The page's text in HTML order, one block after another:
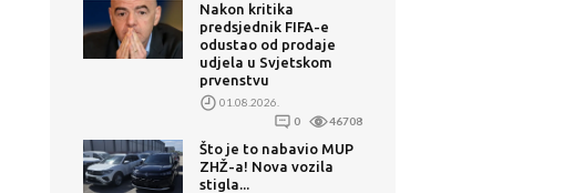
Nakon kritika
predsjednik FIFA-e
odustao od prodaje
udjela u Svjetskom
prvenstvu
01.08.2026.
0
46708
Što je to nabavio MUP
ZHŽ-a! Nova vozila
stigla...